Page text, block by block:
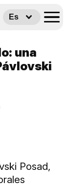
Es
una
Posad,